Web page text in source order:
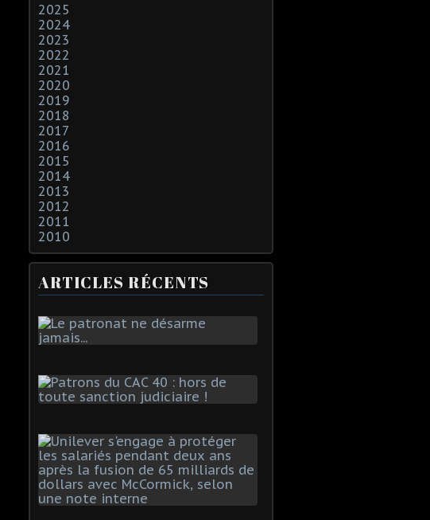
2025
2024
2023
2022
2021
2020
2019
2018
2017
2016
2015
2014
2013
2012
2011
2010
ARTICLES RÉCENTS